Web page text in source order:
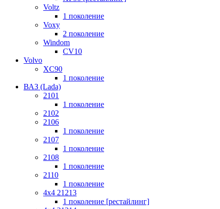
Voltz
1 поколение
Voxy
2 поколение
Windom
СV10
Volvo
XC90
1 поколение
ВАЗ (Lada)
2101
1 поколение
2102
2106
1 поколение
2107
1 поколение
2108
1 поколение
2110
1 поколение
4x4 21213
1 поколение [рестайлинг]